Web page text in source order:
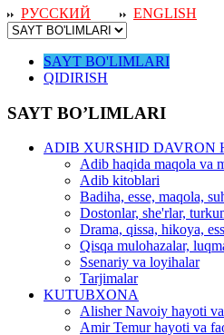
РУССКИЙ
ENGLISH
SAYT BO'LIMLARI
QIDIRISH
SAYT BO’LIMLARI
ADIB XURSHID DAVRON
Adib haqida maqola va
Adib kitoblari
Badiha, esse, maqola,
Dostonlar, she'rlar,
Drama, qissa, hikoya,
Qisqa mulohazalar,
Ssenariy va loyihalar
Tarjimalar
KUTUBXONA
Alisher Navoiy hayoti
Amir Temur hayoti va